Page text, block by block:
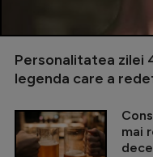
Personalitatea zilei
legenda care a
mai